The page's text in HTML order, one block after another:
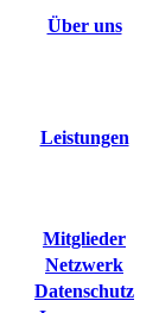
Über uns
Leistungen
Mitglieder
Netzwerk
Datenschutz